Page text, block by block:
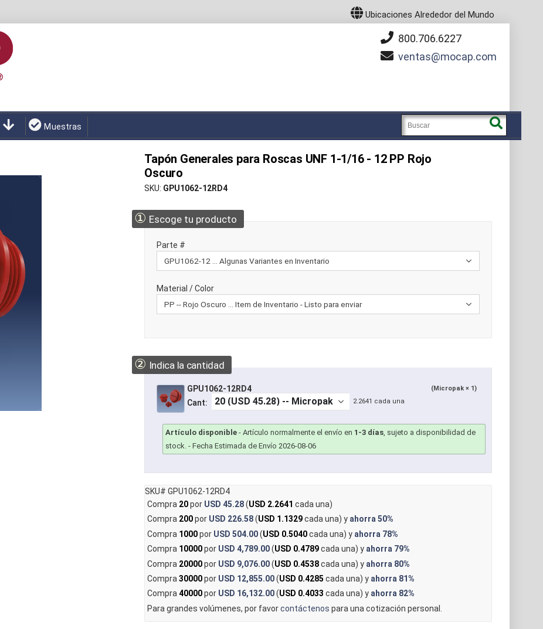
Ubicaciones Alrededor del Mundo
800.706.6227
ventas
mocap.com
Muestras
Tapón Generales para Roscas UNF 1-1/16 - 12 PP Rojo
Oscuro
SKU GPU1062-12RD4
① Escoge tu producto
Parte #
Material / Color
② Indica la cantidad
GPU1062-12RD4 (Micropak × 1)
Cant: 2.2641 cada una
Artículo disponible -Artículo normalmente el envío en 1-3 días, sujeto a disponibilidad de
stock. - Fecha Estimada de Envío 2026-08-06
SKU# GPU1062-12RD4
Compra 20por USD 45.28(USD 2.2641 cada una)
Compra 200por USD 226.58(USD 1.1329cada una) y ahorra50%
Compra 1000por USD 504.00(USD 0.5040cada una) y ahorra 78%
Compra 10000por USD 4,789.00(USD 0.4789cada una) y ahorra 79%
Compra 20000por USD 9,076.00(USD 0.4538cada una) y ahorra 80%
Compra 30000por USD 12,855.00(USD 0.4285 cada una) y ahorra 81%
Compra40000por USD 16,132.00(USD 0.4033 cada una) y ahorra 82%
Para grandes volúmenes, por favorcontáctenos para una cotización personal.